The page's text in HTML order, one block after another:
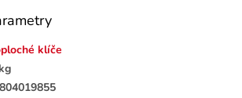
klíče